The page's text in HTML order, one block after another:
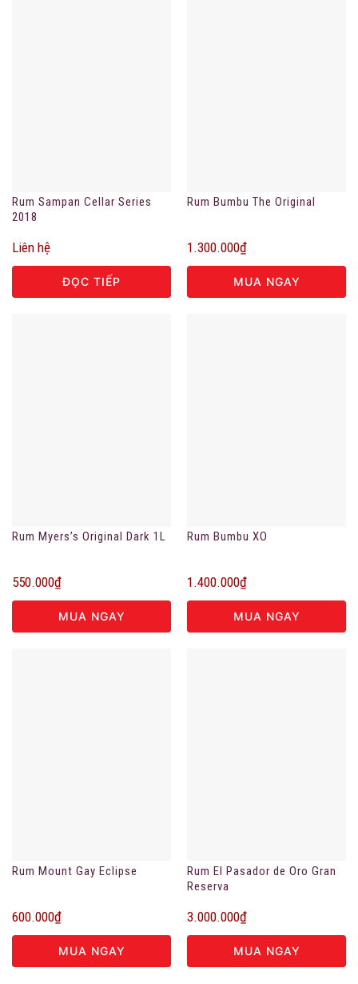
Rum Sampan Cellar Series
2018
Liên hệ
ĐỌC TIẾP
Rum Bumbu The Original
1.300.000₫
MUA NGAY
Rum Myers’s Original Dark 1L
550.000₫
MUA NGAY
Rum Bumbu XO
1.400.000₫
MUA NGAY
Rum Mount Gay Eclipse
600.000₫
MUA NGAY
Rum El Pasador de Oro Gran
Reserva
3.000.000₫
MUA NGAY